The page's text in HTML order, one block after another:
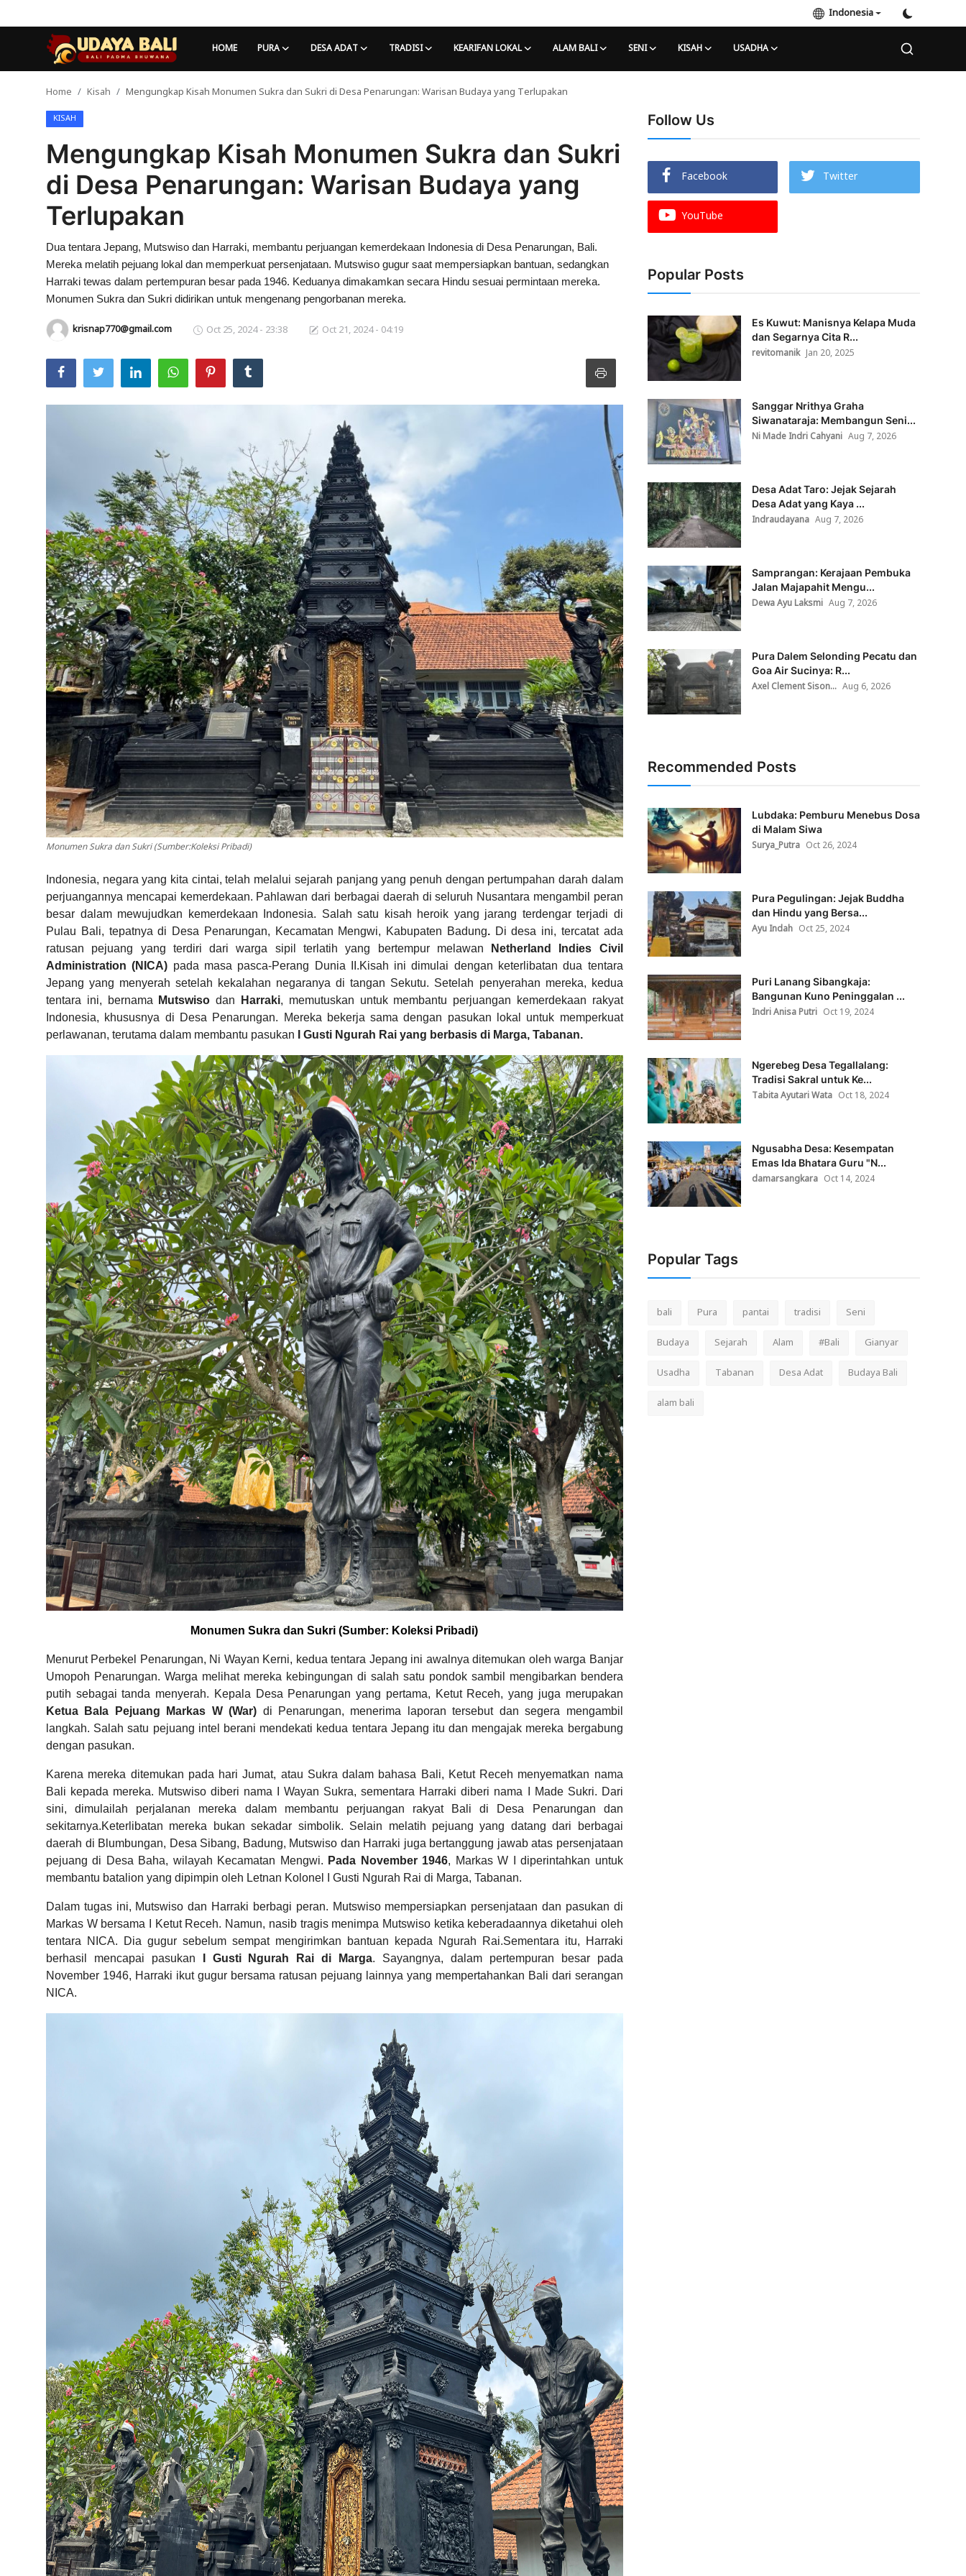
Indonesia
HOME PURA DESA ADAT TRADISI KEARIFAN LOKAL ALAM BALI SENI KISAH USADHA
Desa Adat
Kearifan lokal
Alam Bali
Indonesia
Home Kisah Mengungkap Kisah Monumen Sukra dan Sukri di Desa Penarungan: Warisan Budaya yang Terlupakan
KISAH
Mengungkap Kisah Monumen Sukra dan Sukri
di Desa Penarungan: Warisan Budaya yang
Terlupakan
Dua tentara Jepang, Mutswiso dan Harraki, membantu perjuangan kemerdekaan Indonesia di Desa Penarungan, Bali.
Mereka melatih pejuang lokal dan memperkuat persenjataan. Mutswiso gugur saat mempersiapkan bantuan, sedangkan
Harraki tewas dalam pertempuran besar pada 1946. Keduanya dimakamkan secara Hindu sesuai permintaan mereka.
Monumen Sukra dan Sukri didirikan untuk mengenang pengorbanan mereka.
krisnap770@gmail.com Oct 25, 2024 - 23:38 Oct 21, 2024 - 04:19
Monumen Sukra dan Sukri (Sumber:Koleksi Pribadi)
Indonesia, negara yang kita cintai, telah melalui sejarah panjang yang penuh dengan pertumpahan darah dalam
perjuangannya mencapai kemerdekaan. Pahlawan dari berbagai daerah di seluruh Nusantara mengambil peran
besar dalam mewujudkan kemerdekaan Indonesia. Salah satu kisah heroik yang jarang terdengar terjadi di
Pulau Bali, tepatnya di Desa Penarungan, Kecamatan Mengwi, Kabupaten Badung.Di desa ini, tercatat ada
ratusan pejuang yang terdiri dari warga sipil terlatih yang bertempur melawan
Netherland Indies Civil
Administration (NICA) pada masa pasca-Perang Dunia II.Kisah ini dimulai dengan keterlibatan dua tentara
Jepang yang menyerah setelah kekalahan negaranya di tangan Sekutu. Setelah penyerahan mereka, kedua
tentara ini, bernama Mutswiso dan Harraki, memutuskan untuk membantu perjuangan kemerdekaan rakyat
Indonesia, khususnya di Desa Penarungan. Mereka bekerja sama dengan pasukan lokal untuk memperkuat
perlawanan, terutama dalam membantu pasukan I Gusti Ngurah Rai yang berbasis di Marga, Tabanan.
Monumen Sukra dan Sukri (Sumber: Koleksi Pribadi)
Menurut Perbekel Penarungan, Ni Wayan Kerni, kedua tentara Jepang ini awalnya ditemukan oleh warga Banjar
Umopoh Penarungan. Warga melihat mereka kebingungan di salah satu pondok sambil mengibarkan bendera
putih sebagai tanda menyerah. Kepala Desa Penarungan yang pertama, Ketut Receh, yang juga merupakan
Ketua Bala Pejuang Markas W (War) di Penarungan, menerima laporan tersebut dan segera mengambil
langkah. Salah satu pejuang intel berani mendekati kedua tentara Jepang itu dan mengajak mereka bergabung
dengan pasukan.
Karena mereka ditemukan pada hari Jumat, atau Sukra dalam bahasa Bali, Ketut Receh menyematkan nama
Bali kepada mereka. Mutswiso diberi nama I Wayan Sukra, sementara Harraki diberi nama I Made Sukri. Dari
sini, dimulailah perjalanan mereka dalam membantu perjuangan rakyat Bali di Desa Penarungan dan
sekitarnya.Keterlibatan mereka bukan sekadar simbolik. Selain melatih pejuang yang datang dari berbagai
daerah di Blumbungan, Desa Sibang, Badung, Mutswiso dan Harraki juga bertanggung jawab atas persenjataan
pejuang di Desa Baha, wilayah Kecamatan Mengwi. Pada November 1946, Markas W I diperintahkan untuk
membantu batalion yang dipimpin oleh Letnan Kolonel I Gusti Ngurah Rai di Marga, Tabanan.
Dalam tugas ini, Mutswiso dan Harraki berbagi peran. Mutswiso mempersiapkan persenjataan dan pasukan di
Markas W bersama I Ketut Receh. Namun, nasib tragis menimpa Mutswiso ketika keberadaannya diketahui oleh
tentara NICA. Dia gugur sebelum sempat mengirimkan bantuan kepada Ngurah Rai.Sementara itu, Harraki
berhasil mencapai pasukan I Gusti Ngurah Rai di Marga. Sayangnya, dalam pertempuran besar pada
November 1946, Harraki ikut gugur bersama ratusan pejuang lainnya yang mempertahankan Bali dari serangan
NICA.
Follow Us
Facebook
Twitter
YouTube
Popular Posts
Es Kuwut: Manisnya Kelapa Muda
dan Segarnya Cita R...
revitomanik Jan 20, 2025
Sanggar Nrithya Graha
Siwanataraja: Membangun Seni...
Ni Made Indri Cahyani Aug 7, 2026
Desa Adat Taro: Jejak Sejarah
Desa Adat yang Kaya ...
Indraudayana Aug 7, 2026
Samprangan: Kerajaan Pembuka
Jalan Majapahit Mengu...
Dewa Ayu Laksmi Aug 7, 2026
Pura Dalem Selonding Pecatu dan
Goa Air Sucinya: R...
Axel Clement Sison... Aug 6, 2026
Recommended Posts
Lubdaka: Pemburu Menebus Dosa
di Malam Siwa
Surya_Putra Oct 26, 2024
Pura Pegulingan: Jejak Buddha
dan Hindu yang Bersa...
Ayu Indah Oct 25, 2024
Puri Lanang Sibangkaja:
Bangunan Kuno Peninggalan ...
Indri Anisa Putri Oct 19, 2024
Ngerebeg Desa Tegallalang:
Tradisi Sakral untuk Ke...
Tabita Ayutari Wata Oct 18, 2024
Ngusabha Desa: Kesempatan
Emas Ida Bhatara Guru "N...
damarsangkara Oct 14, 2024
Popular Tags
bali Pura pantai tradisi
Seni
Budaya
Sejarah Alam #Bali
Gianyar
Usadha
Tabanan Desa Adat
Budaya Bali
alam bali